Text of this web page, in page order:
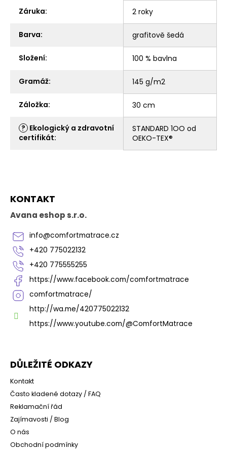
Záruka: 2 roky
Barva: grafitově šedá
Složení: 100 % bavlna
Gramáž: 145 g/m2
Záložka: 30 cm
? Ekologický a zdravotní
certifikát:
STANDARD 1OO od
OEKO-TEX®
KONTAKT
Avana eshop s.r.o.
info@comfortmatrace.cz
+420 775022132
+420 775555255
https://www.facebook.com/comfortmatrace
comfortmatrace/
http://wa.me/420775022132
https://www.youtube.com/@ComfortMatrace
DŮLEŽITÉ ODKAZY
Kontakt
Často kladené dotazy / FAQ
Reklamační řád
Zajímavosti / Blog
O nás
Obchodní podmínky